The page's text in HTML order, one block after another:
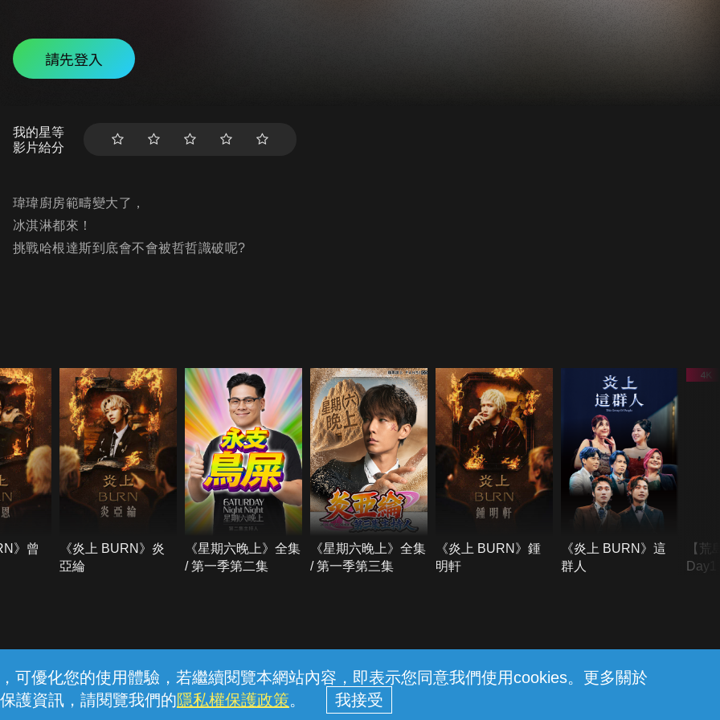
可優化您的使用體驗，若繼續閱覽本網站內容，即表示您同意我們使用cookies。更多關於
護資訊，請閱覽我們的隱私權保護政策。
請先登入
我的星等
影片給分
瑋瑋廚房範疇變大了，
冰淇淋都來！
挑戰哈根達斯到底會不會被哲哲識破呢?
》曾
《炎上 BURN》炎
亞綸
《星期六晚上》全集
/ 第一季第二集
《星期六晚上》全集
/ 第一季第三集
《炎上 BURN》鍾
明軒
《炎上 BURN》這
群人
【荒
線上客服 服務條款 隱私權保護
中華電信股份有限公司個人家庭分公司 (統一編號：96979949) © 2026